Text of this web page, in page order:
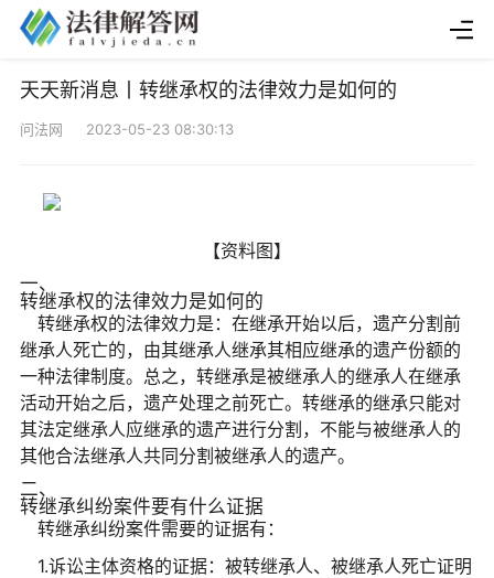
天天新消息丨转继承权的法律效力是如何的
问法网 2023-05-23 08:30:13
【资料图】
一、
转继承权的法律效力是如何的
转继承权的法律效力是：在继承开始以后，遗产分割前
继承人死亡的，由其继承人继承其相应继承的遗产份额的
一种法律制度。总之，转继承是被继承人的继承人在继承
活动开始之后，遗产处理之前死亡。转继承的继承只能对
其法定继承人应继承的遗产进行分割，不能与被继承人的
其他合法继承人共同分割被继承人的遗产。
二、
转继承纠纷案件要有什么证据
转继承纠纷案件需要的证据有：
1.诉讼主体资格的证据：被转继承人、被继承人死亡证明